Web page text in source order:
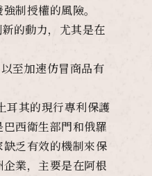
制授權的風險。
的動力，尤其是在
至加速仿冒商品有
耳其的現行專利保護
西衛生部門和俄羅
乏有效的機制來保
業，主要是在阿根